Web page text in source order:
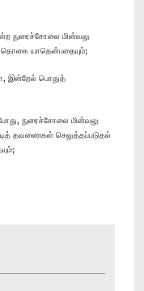
நுரைச்சோலை மின்வலு
யாதென்பதையும்;
இன்றேல் பொதுத்
நுரைச்சோலை மின்வலு
தவணைகள் செலுத்தப்படுதல்